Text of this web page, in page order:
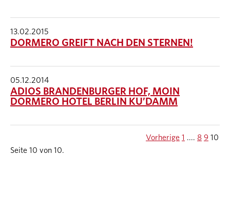
13.02.2015
DORMERO GREIFT NACH DEN STERNEN!
05.12.2014
ADIOS BRANDENBURGER HOF, MOIN
DORMERO HOTEL BERLIN KU’DAMM
Seite 10 von 10.
Vorherige 1 .... 8 9 10